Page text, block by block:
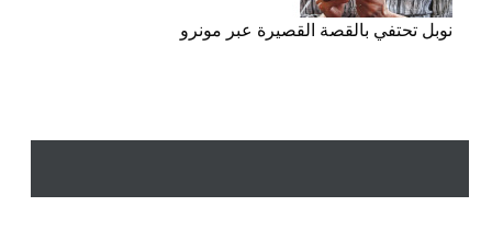
نوبل تحتفي بالقصة القصيرة عبر مونرو